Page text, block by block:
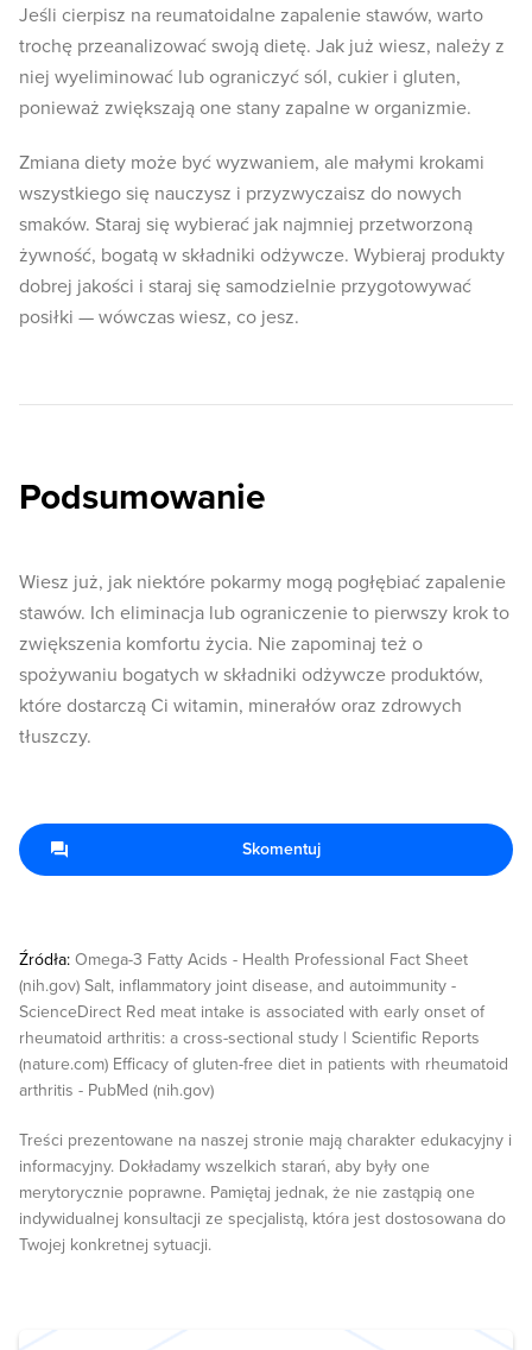
Jeśli cierpisz na reumatoidalne zapalenie stawów, warto
trochę przeanalizować swoją dietę. Jak już wiesz, należy z
niej wyeliminować lub ograniczyć sól, cukier i gluten,
ponieważ zwiększają one stany zapalne w organizmie.
Zmiana diety może być wyzwaniem, ale małymi krokami
wszystkiego się nauczysz i przyzwyczaisz do nowych
smaków. Staraj się wybierać jak najmniej przetworzoną
żywność, bogatą w składniki odżywcze. Wybieraj produkty
dobrej jakości i staraj się samodzielnie przygotowywać
posiłki — wówczas wiesz, co jesz.
Podsumowanie
Wiesz już, jak niektóre pokarmy mogą pogłębiać zapalenie
stawów. Ich eliminacja lub ograniczenie to pierwszy krok to
zwiększenia komfortu życia. Nie zapominaj też o
spożywaniu bogatych w składniki odżywcze produktów,
które dostarczą Ci witamin, minerałów oraz zdrowych
tłuszczy.
Źródła: Omega-3 Fatty Acids - Health Professional Fact Sheet
(nih.gov) Salt, inflammatory joint disease, and autoimmunity -
ScienceDirect Red meat intake is associated with early onset of
rheumatoid arthritis: a cross-sectional study | Scientific Reports
(nature.com) Efficacy of gluten-free diet in patients with rheumatoid
arthritis - PubMed (nih.gov)
Treści prezentowane na naszej stronie mają charakter edukacyjny i
informacyjny. Dokładamy wszelkich starań, aby były one
merytorycznie poprawne. Pamiętaj jednak, że nie zastąpią one
indywidualnej konsultacji ze specjalistą, która jest dostosowana do
Twojej konkretnej sytuacji.
Skomentuj